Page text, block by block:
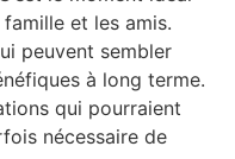
et les amis.
peuvent sembler
à long terme.
qui pourraient
nécessaire de